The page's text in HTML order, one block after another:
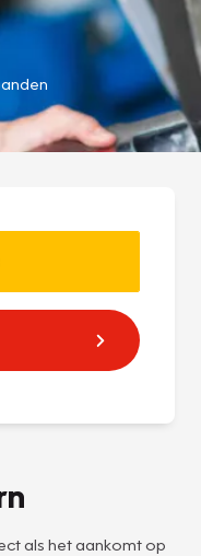
als het aankomt op